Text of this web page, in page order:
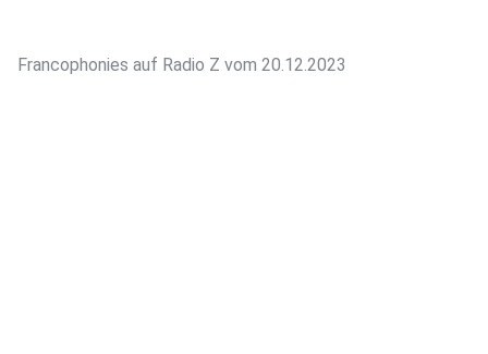
Francophonies auf Radio Z vom 20.12.2023